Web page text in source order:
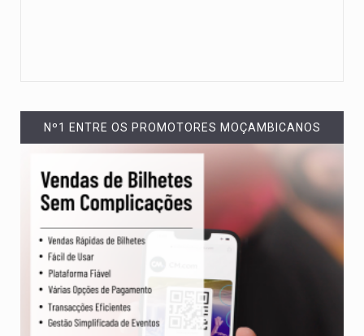
Nº1 ENTRE OS PROMOTORES MOÇAMBICANOS